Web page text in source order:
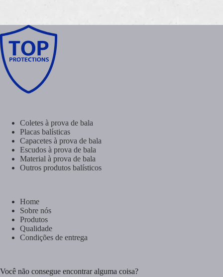
Coletes à prova de bala
Placas balísticas
Capacetes à prova de bala
Escudos à prova de bala
Material à prova de bala
Outros produtos balísticos
Home
Sobre nós
Produtos
Qualidade
Condições de entrega
Você não consegue encontrar alguma coisa?